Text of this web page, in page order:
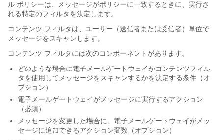
ル ポリシーは、メッセージがポリシーに一致するときに、実行さ
れる特定のフィルタを決定します。
コンテンツ フィルタは、ユーザー（送信者または受信者）単位で
メッセージをスキャンします。
コンテンツ フィルタには次のコンポーネントがあります。
どのような場合に電子メールゲートウェイがコンテンツフィル
タを使用してメッセージをスキャンするかを決定する条件 （オ
プション）
電子メールゲートウェイがメッセージに実行するアクション
（必須）
メッセージを変更した場合に、 電子メールゲートウェイがメッ
セージに追加できるアクション変数 （オプション）